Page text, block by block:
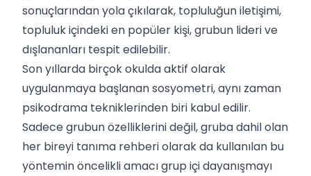
sonuçlarından yola çıkılarak, topluluğun iletişimi,
topluluk içindeki en popüler kişi, grubun lideri ve
dışlananları tespit edilebilir.
Son yıllarda birçok okulda aktif olarak
uygulanmaya başlanan sosyometri, aynı zaman
psikodrama tekniklerinden biri kabul edilir.
Sadece grubun özelliklerini değil, gruba dahil olan
her bireyi tanıma rehberi olarak da kullanılan bu
yöntemin öncelikli amacı grup içi dayanışmayı